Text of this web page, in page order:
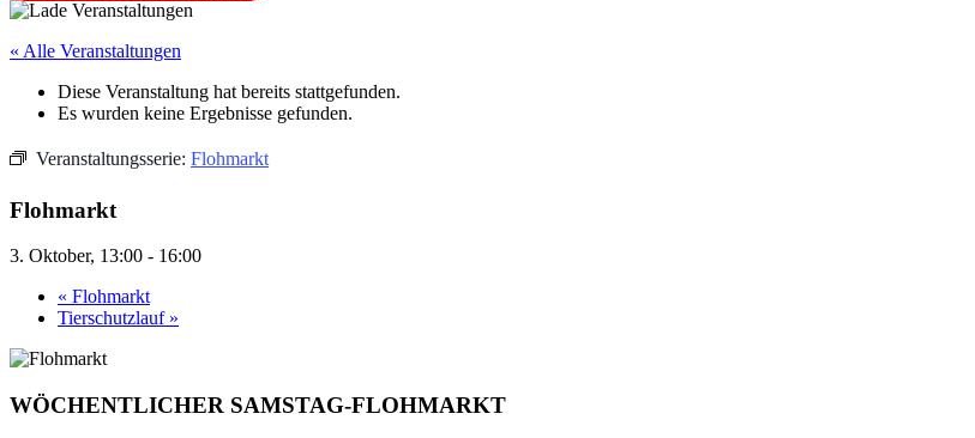
« Alle Veranstaltungen
Diese Veranstaltung hat bereits stattgefunden.
Es wurden keine Ergebnisse gefunden.
Veranstaltungsserie: Flohmarkt
Flohmarkt
3. Oktober, 13:00 - 16:00
« Flohmarkt
Tierschutzlauf »
WÖCHENTLICHER SAMSTAG-FLOHMARKT